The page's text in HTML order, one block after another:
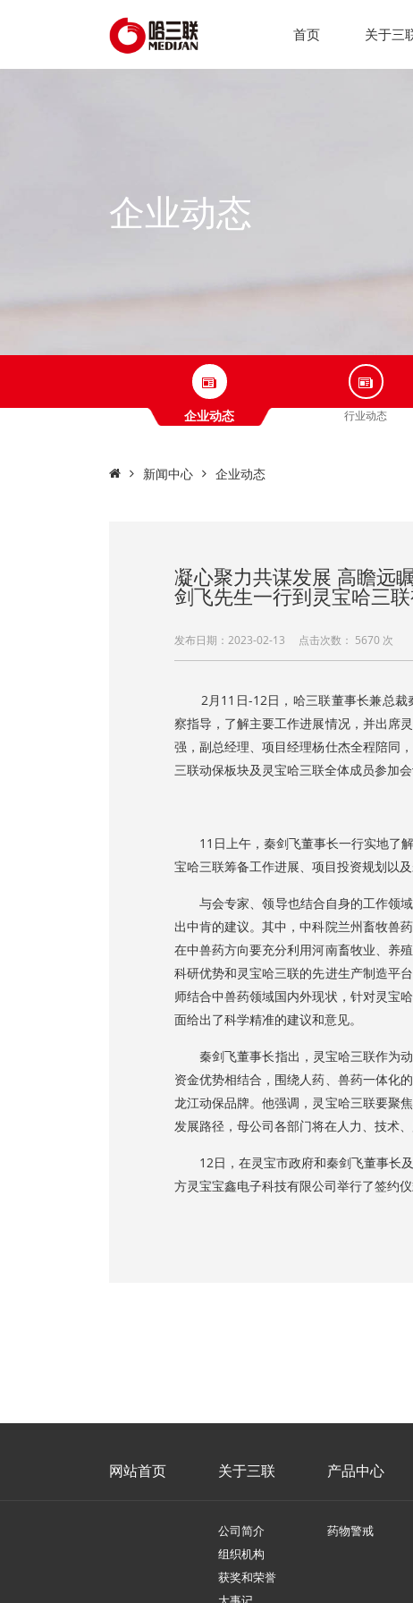
首页 关于三
企业动态
企业动态 行业动态
新闻中心 企业动态
凝心聚力共谋发展 高瞻远
剑飞先生一行到灵宝哈三
发布日期：2023-02-13 点击次数： 5670 次
2月11日-12日，哈三联董事长兼总裁
察指导，了解主要工作进展情况，并出席
强，副总经理、项目经理杨仕杰全程陪同
三联动保板块及灵宝哈三联全体成员参加
11日上午，秦剑飞董事长一行实地了解
宝哈三联筹备工作进展、项目投资规划以及
与会专家、领导也结合自身的工作领域
出中肯的建议。其中，中科院兰州畜牧兽
在中兽药方向要充分利用河南畜牧业、养
科研优势和灵宝哈三联的先进生产制造平
师结合中兽药领域国内外现状，针对灵宝
面给出了科学精准的建议和意见。
秦剑飞董事长指出，灵宝哈三联作为动
资金优势相结合，围绕人药、兽药一体化
龙江动保品牌。他强调，灵宝哈三联要聚
发展路径，母公司各部门将在人力、技术
12日，在灵宝市政府和秦剑飞董事长及
方灵宝宝鑫电子科技有限公司举行了签约
网站首页 关于三联 产品中心
公司简介
组织机构
获奖和荣誉
药物警戒